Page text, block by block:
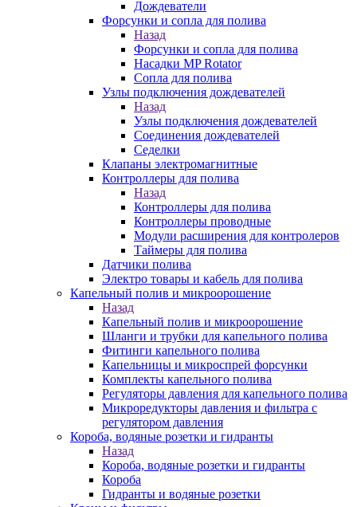
Дождеватели
Форсунки и сопла для полива
Назад
Форсунки и сопла для полива
Насадки MP Rotator
Сопла для полива
Узлы подключения дождевателей
Назад
Узлы подключения дождевателей
Соединения дождевателей
Седелки
Клапаны электромагнитные
Контроллеры для полива
Назад
Контроллеры для полива
Контроллеры проводные
Модули расширения для контролеров
Таймеры для полива
Датчики полива
Электро товары и кабель для полива
Капельный полив и микроорошение
Назад
Капельный полив и микроорошение
Шланги и трубки для капельного полива
Фитинги капельного полива
Капельницы и микроспрей форсунки
Комплекты капельного полива
Регуляторы давления для капельного полива
Микроредукторы давления и фильтра с
регулятором давления
Короба, водяные розетки и гидранты
Назад
Короба, водяные розетки и гидранты
Короба
Гидранты и водяные розетки